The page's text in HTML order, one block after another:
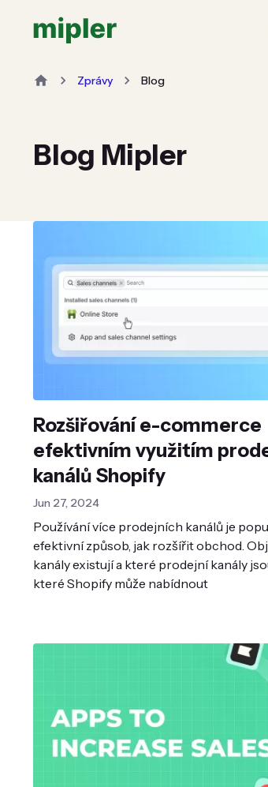
Zprávy Blog
Blog Mipler
Rozšiřování e-commerce
efektivním využitím
kanálů Shopify
Jun 27, 2024
Používání více prodejních kanálů je
efektivní způsob, jak rozšířit obchod.
kanály existují a které prodejní kanály
které Shopify může nabídnout